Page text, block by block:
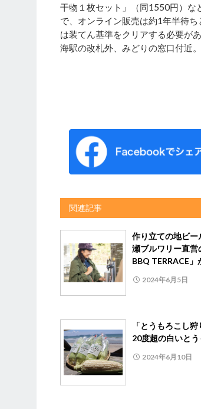
干物１枚セット」（同1550円）な
で、オンライン販売は約1年半待
は装てん基準をクリアする必要が
海駅の改札外、みどりの窓口付近。
関連記事
作り立ての地ビー
瀬ブルワリー直営
BBQ TERRACE
2024年6月5日
「とうもろこし
20度超の白いと
2024年6月10日